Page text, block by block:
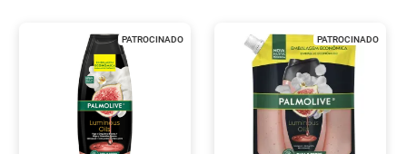
PATROCINADO PATROCINADO